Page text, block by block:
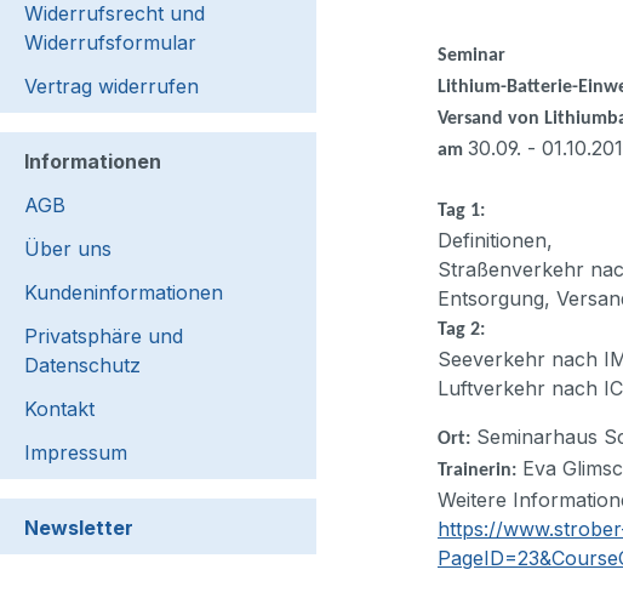
Widerrufsrecht und
Widerrufsformular
Vertrag widerrufen
Informationen
AGB
Über uns
Kundeninformationen
Privatsphäre und
Datenschutz
Kontakt
Impressum
Newsletter
Seminar
Lithium-Batterie-
Versand von
am 30.09. -
Tag 1:
Definitionen,
Straßenverkehr
Entsorgung,
Tag 2:
Seeverkehr nach
Luftverkehr nach
Ort: Seminarhaus
Trainerin: Eva
Weitere
https://